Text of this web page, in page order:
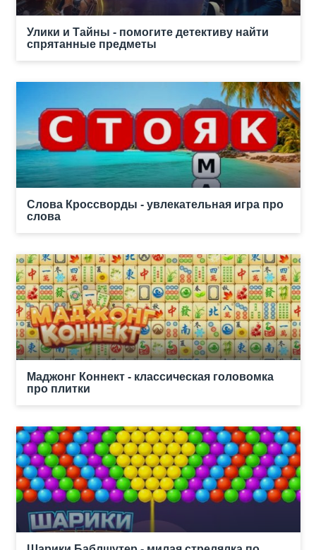
Улики и Тайны - помогите детективу найти
спрятанные предметы
Слова Кроссворды - увлекательная игра про
слова
Маджонг Коннект - классическая головомка
про плитки